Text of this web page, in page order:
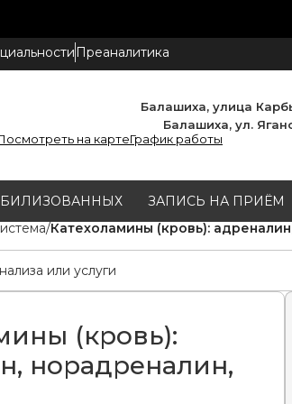
Преаналитика
Балашиха, улица
Балашиха, ул.
на картеГрафик работы
ЗАПИСЬ НА ПРИЁМ
Катехоламины (кровь):
(кровь):
норадреналин,